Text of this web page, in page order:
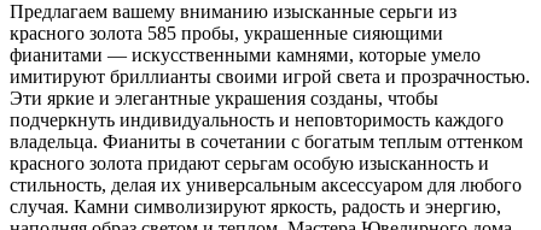
Предлагаем вашему вниманию изысканные серьги из
красного золота 585 пробы, украшенные сияющими
фианитами — искусственными камнями, которые умело
имитируют бриллианты своими игрой света и прозрачностью.
Эти яркие и элегантные украшения созданы, чтобы
подчеркнуть индивидуальность и неповторимость каждого
владельца. Фианиты в сочетании с богатым теплым оттенком
красного золота придают серьгам особую изысканность и
стильность, делая их универсальным аксессуаром для любого
случая. Камни символизируют яркость, радость и энергию,